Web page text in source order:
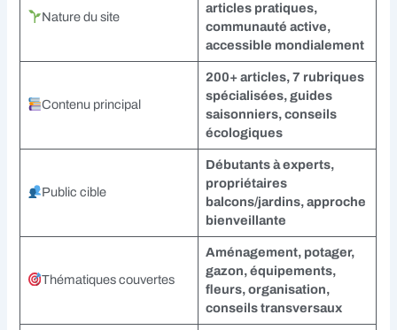
Nature du site
articles pratiques,
communauté active,
accessible mondialement
Contenu principal
200+ articles, 7 rubriques
spécialisées, guides
saisonniers, conseils
écologiques
Public cible
Débutants à experts,
propriétaires
balcons/jardins, approche
bienveillante
Thématiques couvertes
Aménagement, potager,
gazon, équipements,
fleurs, organisation,
conseils transversaux